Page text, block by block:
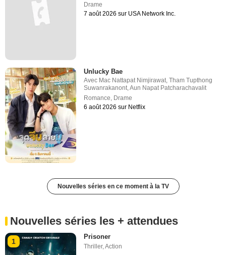
Drame
7 août 2026 sur USA Network Inc.
Unlucky Bae
Avec Mac Nattapat Nimjirawat,Tham Tupthong
Suwanrakanont,Aun Napat Patcharachavalit
Romance, Drame
6 août 2026 sur Netflix
Nouvelles séries en ce moment à la TV
Nouvelles séries les + attendues
1
Prisoner
Thriller,Action